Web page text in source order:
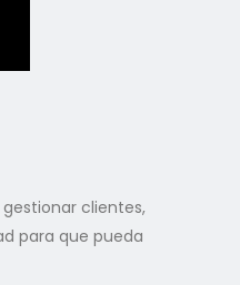
clientes,
para que pueda